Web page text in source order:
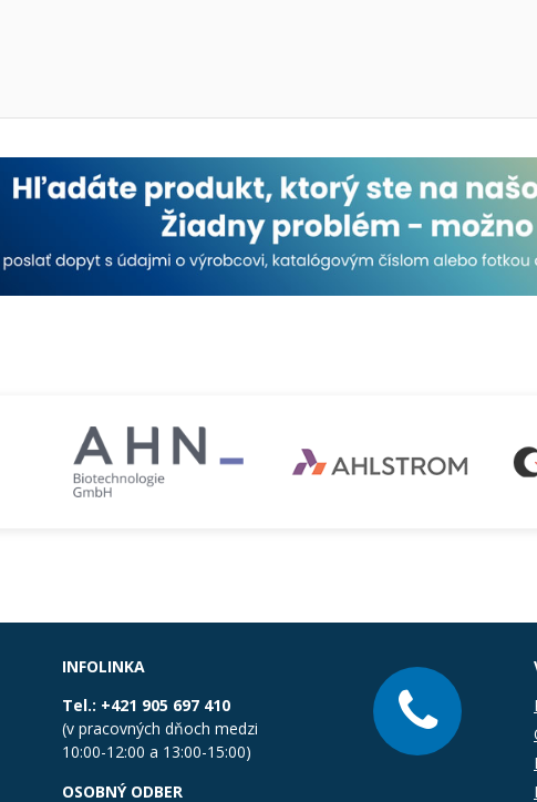
INFOLINKA
Tel.: +421 905 697 410
(v pracovných dňoch medzi
10:00-12:00 a 13:00-15:00)
OSOBNÝ ODBER